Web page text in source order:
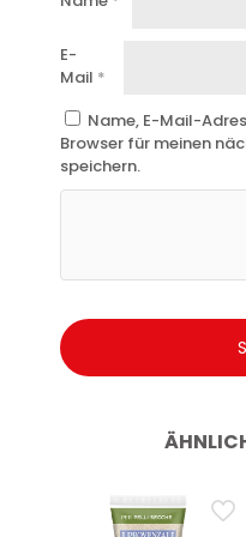
Breeze Qualität, ein
E-
Mail *
Name, E-Mail-
Browser für meinen
speichern.